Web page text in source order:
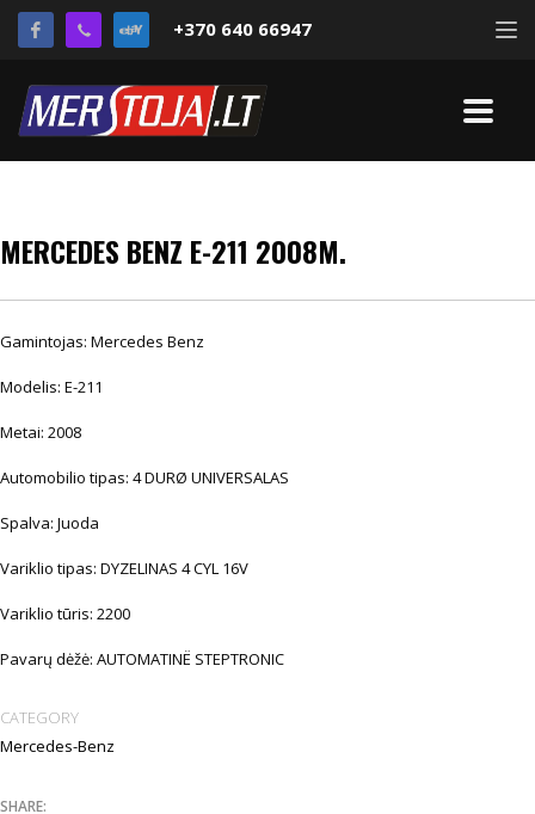
+370 640 66947
MERCEDES BENZ E-211 2008M.
Gamintojas: Mercedes Benz
Modelis: E-211
Metai: 2008
Automobilio tipas: 4 DURØ UNIVERSALAS
Spalva: Juoda
Variklio tipas: DYZELINAS 4 CYL 16V
Variklio tūris: 2200
Pavarų dėžė: AUTOMATINË STEPTRONIC
CATEGORY
Mercedes-Benz